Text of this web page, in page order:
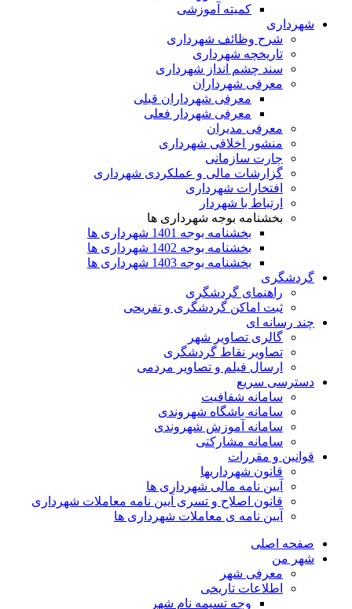
کمیته آموزشی
شهرداری
شرح وظائف شهرداری
تاریخچه شهرداری
سند چشم انداز شهرداری
معرفی شهرداران
معرفی شهرداران قبلی
معرفی شهردار فعلی
معرفی مدیران
منشور اخلاقی شهرداری
چارت سازمانی
گزارشات مالی و عملکردی شهرداری
افتخارات شهرداری
ارتباط با شهردار
بخشنامه بوجه شهرداری ها
بخشنامه بوجه 1401 شهرداری ها
بخشنامه بوجه 1402 شهرداری ها
بخشنامه بوجه 1403 شهرداری ها
گردشگری
راهنمای گردشگری
ثبت اماکن گردشگری و تفریحی
چند رسانه ای
گالری تصاویر شهر
تصاویر نقاط گردشگری
ارسال فیلم و تصاویر مردمی
دسترسی سریع
سامانه شفافیت
سامانه باشگاه شهروندی
سامانه آموزش شهروندی
سامانه مشارکتی
قوانین و مقررات
قانون شهرداریها
آیین نامه مالی شهرداری ها
قانون اصلاح و تسری آیین نامه معاملات شهرداری
آیین نامه ی معاملات شهرداری ها
صفحه اصلی
شهر من
معرفی شهر
اطلاعات تاریخی
وجه تسیمه نام شهر